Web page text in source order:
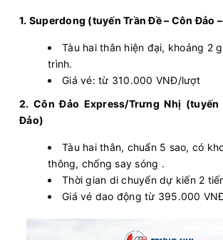
1. Superdong (tuyến Trần Đề – Côn Đảo
Tàu hai thân hiện đại, khoảng 2
trình.
Giá vé: từ 310.000 VNĐ/lượt
2. Côn Đảo Express/Trưng Nhị (tuyến
Đảo)
Tàu hai thân, chuẩn 5 sao, có
thông, chống say sóng .
Thời gian di chuyển dự kiến 2
Giá vé dao động từ 395.000